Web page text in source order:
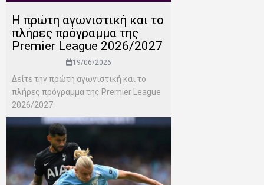
H πρώτη αγωνιστική και το
πλήρες πρόγραμμα της
Premier League 2026/2027
19/06/2026
Δείτε την πρώτη αγωνιστική και το
πλήρες πρόγραμμα της Premier League
2026/2027.